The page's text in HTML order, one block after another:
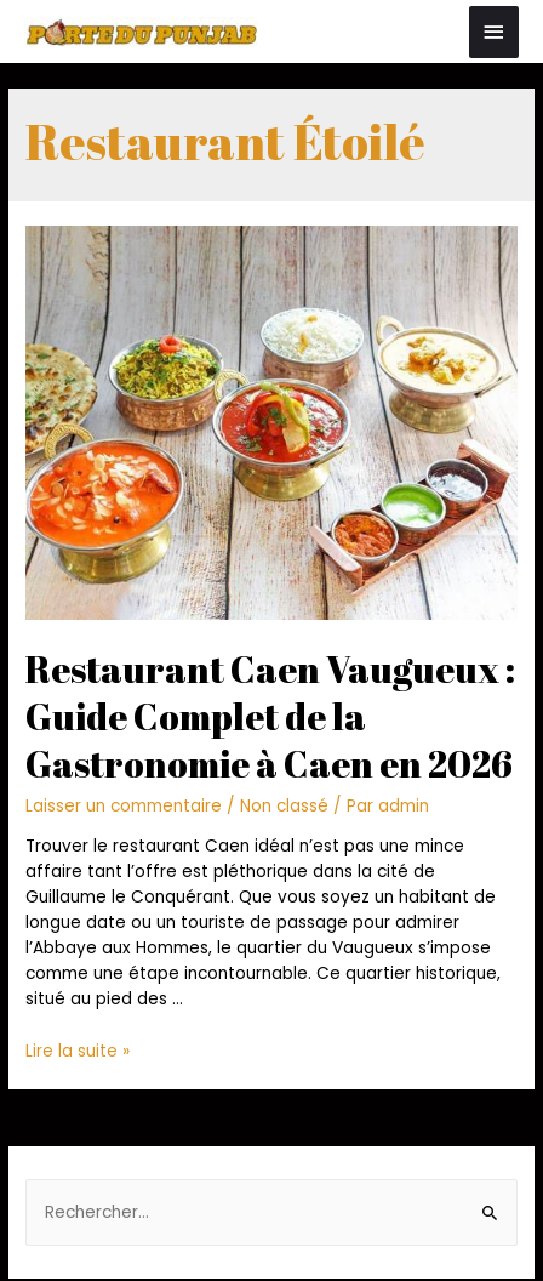
Restaurant Étoilé
Restaurant Caen Vaugueux :
Guide Complet de la
Gastronomie à Caen en 2026
Laisser un commentaire /Non classé / Paradmin
Trouver le restaurant Caen idéal n’est pas une mince
affaire tant l’offre est pléthorique dans la cité de
Guillaume le Conquérant. Que vous soyez un habitant de
longue date ou un touriste de passage pour admirer
l’Abbaye aux Hommes, le quartier du Vaugueux s’impose
comme une étape incontournable. Ce quartier historique,
situé au pied des …
Lire la suite »